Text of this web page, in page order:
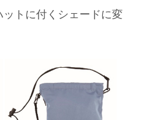
トに付くシェードに変